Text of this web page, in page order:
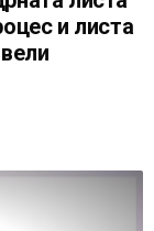
и листа